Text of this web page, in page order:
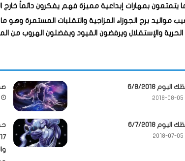
يتمتعون بمهارات إبداعية مميزة فهم يفكرون دائماً خارج
مواليد برج الجوزاء المزاجية والتقلبات المستمرة وهو
والإستقلال ويرفضون القيود ويفضلون الهروب من
اليوم 6/8/2018
2018-08-05
اليوم 6/7/2018
2018-07-05